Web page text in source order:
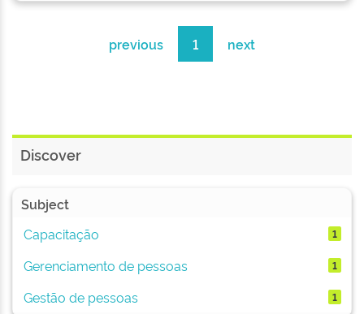
previous 1 next
Discover
Subject
Capacitação
1
Gerenciamento de pessoas 1
Gestão de pessoas 1